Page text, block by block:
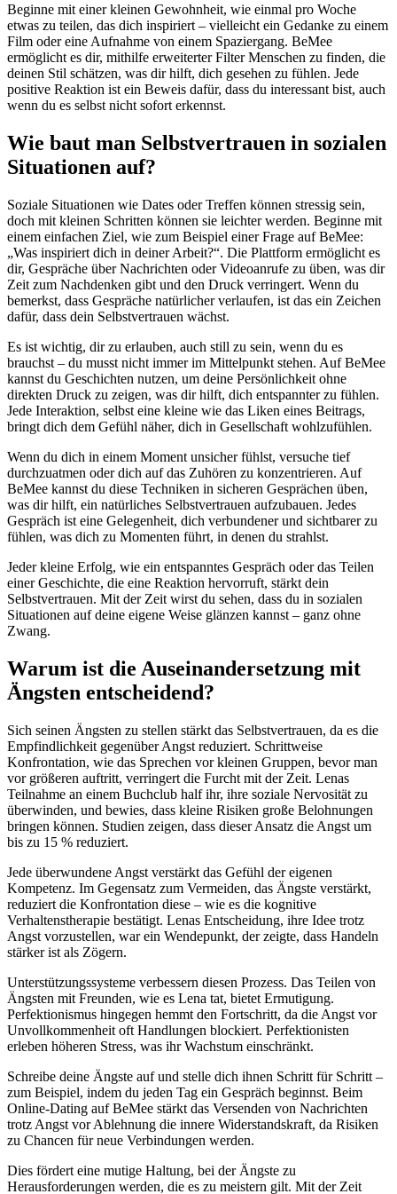
Beginne mit einer kleinen Gewohnheit, wie einmal pro Woche
etwas zu teilen, das dich inspiriert – vielleicht ein Gedanke zu einem
Film oder eine Aufnahme von einem Spaziergang. BeMee
ermöglicht es dir, mithilfe erweiterter Filter Menschen zu finden, die
deinen Stil schätzen, was dir hilft, dich gesehen zu fühlen. Jede
positive Reaktion ist ein Beweis dafür, dass du interessant bist, auch
wenn du es selbst nicht sofort erkennst.
Wie baut man Selbstvertrauen in sozialen
Situationen auf?
Soziale Situationen wie Dates oder Treffen können stressig sein,
doch mit kleinen Schritten können sie leichter werden. Beginne mit
einem einfachen Ziel, wie zum Beispiel einer Frage auf BeMee:
„Was inspiriert dich in deiner Arbeit?“. Die Plattform ermöglicht es
dir, Gespräche über Nachrichten oder Videoanrufe zu üben, was dir
Zeit zum Nachdenken gibt und den Druck verringert. Wenn du
bemerkst, dass Gespräche natürlicher verlaufen, ist das ein Zeichen
dafür, dass dein Selbstvertrauen wächst.
Es ist wichtig, dir zu erlauben, auch still zu sein, wenn du es
brauchst – du musst nicht immer im Mittelpunkt stehen. Auf BeMee
kannst du Geschichten nutzen, um deine Persönlichkeit ohne
direkten Druck zu zeigen, was dir hilft, dich entspannter zu fühlen.
Jede Interaktion, selbst eine kleine wie das Liken eines Beitrags,
bringt dich dem Gefühl näher, dich in Gesellschaft wohlzufühlen.
Wenn du dich in einem Moment unsicher fühlst, versuche tief
durchzuatmen oder dich auf das Zuhören zu konzentrieren. Auf
BeMee kannst du diese Techniken in sicheren Gesprächen üben,
was dir hilft, ein natürliches Selbstvertrauen aufzubauen. Jedes
Gespräch ist eine Gelegenheit, dich verbundener und sichtbarer zu
fühlen, was dich zu Momenten führt, in denen du strahlst.
Jeder kleine Erfolg, wie ein entspanntes Gespräch oder das Teilen
einer Geschichte, die eine Reaktion hervorruft, stärkt dein
Selbstvertrauen. Mit der Zeit wirst du sehen, dass du in sozialen
Situationen auf deine eigene Weise glänzen kannst – ganz ohne
Zwang.
Warum ist die Auseinandersetzung mit
Ängsten entscheidend?
Sich seinen Ängsten zu stellen stärkt das Selbstvertrauen, da es die
Empfindlichkeit gegenüber Angst reduziert. Schrittweise
Konfrontation, wie das Sprechen vor kleinen Gruppen, bevor man
vor größeren auftritt, verringert die Furcht mit der Zeit. Lenas
Teilnahme an einem Buchclub half ihr, ihre soziale Nervosität zu
überwinden, und bewies, dass kleine Risiken große Belohnungen
bringen können. Studien zeigen, dass dieser Ansatz die Angst um
bis zu 15 % reduziert.
Jede überwundene Angst verstärkt das Gefühl der eigenen
Kompetenz. Im Gegensatz zum Vermeiden, das Ängste verstärkt,
reduziert die Konfrontation diese – wie es die kognitive
Verhaltenstherapie bestätigt. Lenas Entscheidung, ihre Idee trotz
Angst vorzustellen, war ein Wendepunkt, der zeigte, dass Handeln
stärker ist als Zögern.
Unterstützungssysteme verbessern diesen Prozess. Das Teilen von
Ängsten mit Freunden, wie es Lena tat, bietet Ermutigung.
Perfektionismus hingegen hemmt den Fortschritt, da die Angst vor
Unvollkommenheit oft Handlungen blockiert. Perfektionisten
erleben höheren Stress, was ihr Wachstum einschränkt.
Schreibe deine Ängste auf und stelle dich ihnen Schritt für Schritt –
zum Beispiel, indem du jeden Tag ein Gespräch beginnst. Beim
Online-Dating auf BeMee stärkt das Versenden von Nachrichten
trotz Angst vor Ablehnung die innere Widerstandskraft, da Risiken
zu Chancen für neue Verbindungen werden.
Dies fördert eine mutige Haltung, bei der Ängste zu
Herausforderungen werden, die es zu meistern gilt. Mit der Zeit